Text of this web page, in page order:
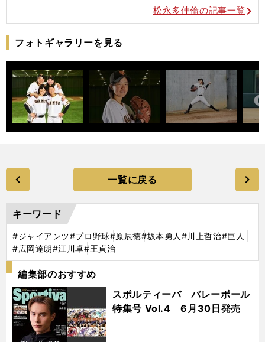
松永多佳倫の記事一覧
フォトギャラリーを見る
一覧に戻る
キーワード
#ジャイアンツ#プロ野球#原辰徳#坂本勇人 #川上哲治#巨人
#広岡達朗#江川卓#王貞治
編集部のおすすめ
スポルティーバ バレーボール
特集号 Vol.4 6月30日発売